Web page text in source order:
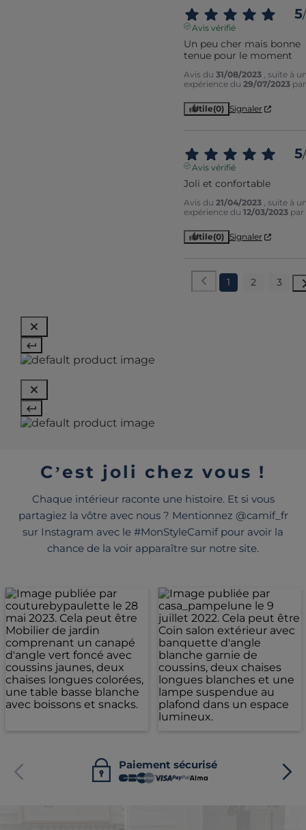
5/
Avis vérifié
Un peu cher mais bonne
tenue pour le moment
Avis du 31/08/2023 , suite à
expérience du 29/07/2023
Utile(0) Signaler
5/
Avis vérifié
Joli et confortable
Avis du 21/04/2023 , suite à
expérience du 12/03/2023 par
Utile(0) Signaler
1 2 3
C’est joli chez vous !
Chaque intérieur raconte une histoire. Et si vous
partagiez la vôtre avec nous ? Mentionnez @camif_fr
sur Instagram avec le #MonStyleCamif pour avoir la
chance de la voir apparaître sur notre site.
Paiement sécurisé